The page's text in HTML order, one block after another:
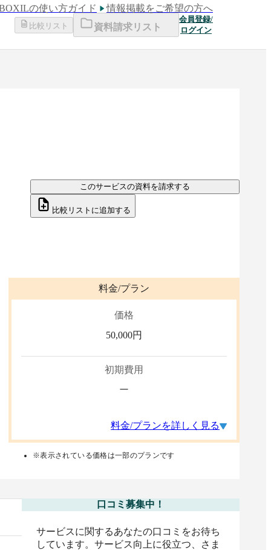
の使い方ガイド
情報掲載をご希望の方へ
比較リスト 資料請求リスト
会員登録/
ログイン
このサービスの資料を請求する
比較リストに追加する
料金/プラン
価格
50,000円
初期費用
ー
料金/プランを詳しく見る
※表示されている価格は一部のプランです
口コミ募集中！
サービスに関するあなたの口コミをお待ち
しています。サービス向上に役立つ、さま